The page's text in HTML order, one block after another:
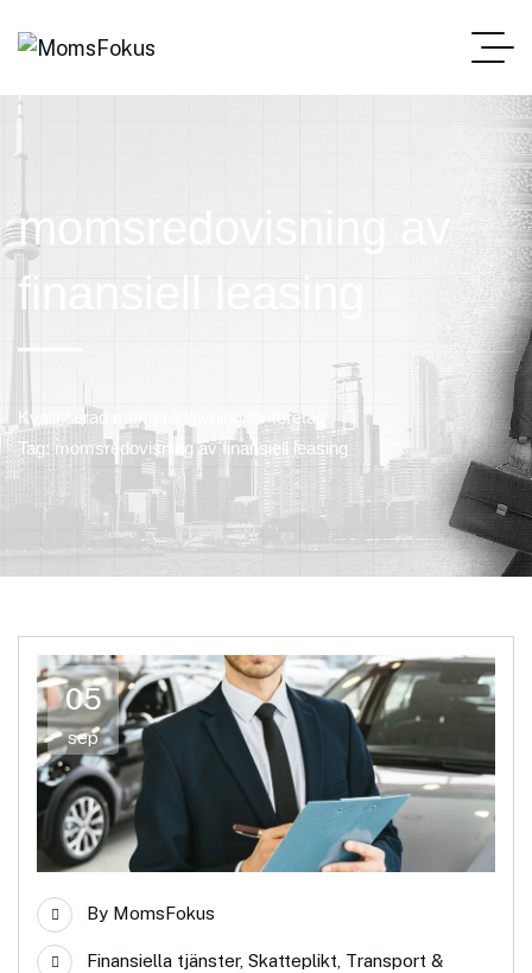
momsredovisning av
finansiell leasing
Kvalificerad momsrådgivning för företag
Tag: momsredovisning av finansiell leasing
05
sep
By MomsFokus
Finansiella tjänster, Skatteplikt, Transport &